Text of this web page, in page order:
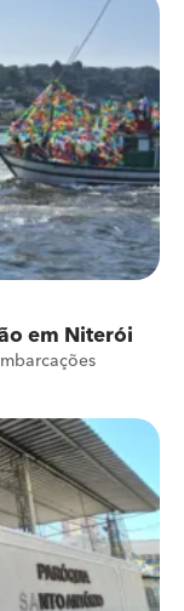
em Niterói